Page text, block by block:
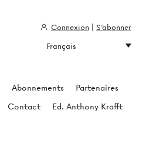
Abonnements
Partenaires
Contact Ed. Anthony Krafft
Connexion
S'abonner
Français